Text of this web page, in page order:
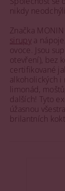
nikdy
Značka
sirupya
ovoce. Jsou
otevření), bez
certifikované
alkoholických i
limonád,
dalších! Tyto
úžasnou
brilantních